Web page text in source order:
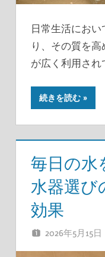
日常生活にお
り、その質を
が広く利用され
続きを読む
毎日の水
水器選び
効果
2026年5月15日